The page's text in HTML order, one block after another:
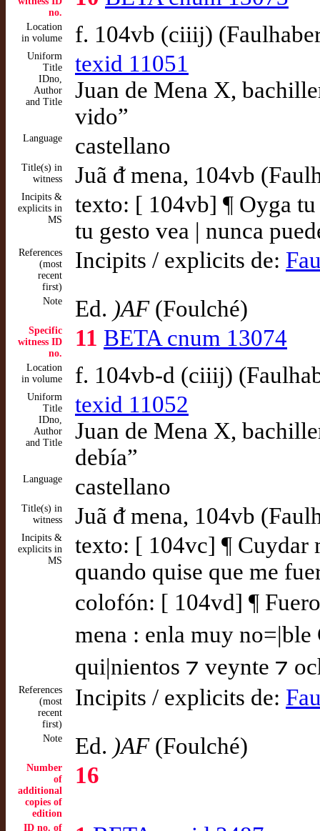
no.
Location
in volume
f. 104vb (ciiij)
Uniform
Title
IDno,
Author
and Title
texid 11051
Juan de Mena X,
vido”
Language castellano
Title(s) in
witness
Juã ᵭ mena, 104vb
Incipits &
explicits in
MS
texto: [ 104vb] ¶ Oyga
tu gesto vea | nunca
References
(most
recent
first)
Incipits / explicits de:
Note Ed. )AF(Foulché)
Specific
witness ID
no.
11 BETA cnum 13074
Location
in volume
f. 104vb-d (ciiij)
Uniform
Title
IDno,
Author
and Title
texid 11052
Juan de Mena X,
debía”
Language castellano
Title(s) in
witness
Juã ᵭ mena, 104vb
Incipits &
explicits in
MS
texto: [ 104vc] ¶
quando quise que me
colofón: [ 104vd] ¶
mena : enla muy
qui|nientos ⁊ veynte ⁊
References
(most
recent
first)
Incipits / explicits de:
Note Ed. )AF(Foulché)
Number
of
additional
copies of
edition
16
ID no. of